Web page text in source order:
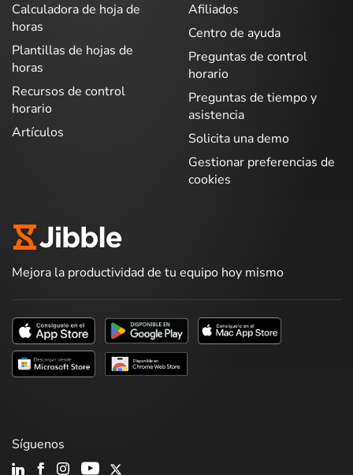
Calculadora de hoja de
horas
Plantillas de hojas de
horas
Recursos de control
horario
Artículos
Afiliados
Centro de ayuda
Preguntas de control
horario
Preguntas de tiempo y
asistencia
Solicita una demo
Gestionar preferencias de
cookies
Mejora la productividad de tu equipo hoy mismo
Síguenos